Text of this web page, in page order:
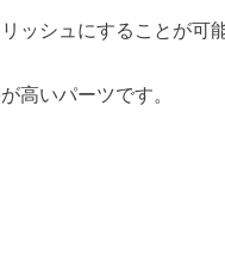
ッシュにすることが可能
高いパーツです。